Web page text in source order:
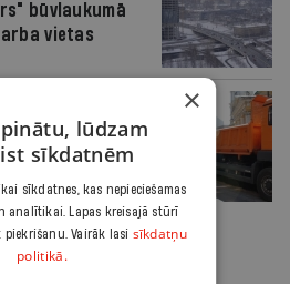
būvlaukumā
vietas
uz
×
lūdzam
sīkdatnēm
sīkdatnes, kas nepieciešamas
analītikai. Lapas kreisajā stūrī
piekrišanu. Vairāk lasi sīkdatņu
politikā.